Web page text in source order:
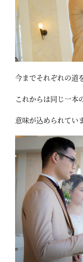
今までそれぞれの道
これからは同じ一本
意味が込められてい